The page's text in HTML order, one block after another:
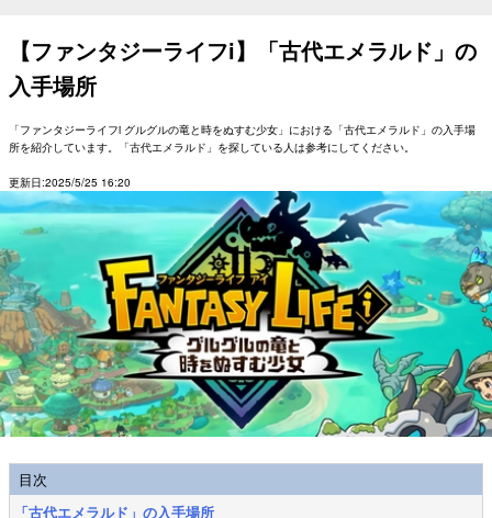
【ファンタジーライフi】「古代エメラルド」の
入手場所
「ファンタジーライフi グルグルの竜と時をぬすむ少女」における「古代エメラルド」の入手場
所を紹介しています。「古代エメラルド」を探している人は参考にしてください。
更新日:2025/5/25 16:20
目次
「古代エメラルド」の入手場所